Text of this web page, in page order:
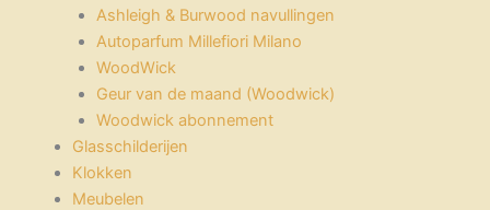
Ashleigh & Burwood navullingen
Autoparfum Millefiori Milano
WoodWick
Geur van de maand (Woodwick)
Woodwick abonnement
Glasschilderijen
Klokken
Meubelen